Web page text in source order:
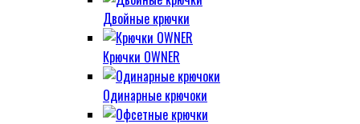
Двойные крючки
Крючки OWNER
Одинарные крючоки